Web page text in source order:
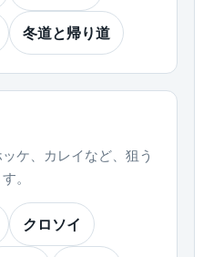
冬道と帰り道
ケ、カレイなど、狙う
。
クロソイ